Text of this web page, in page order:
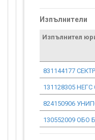
Изпълнители
Изпълнител
831144177
131128305
824150906
130552009